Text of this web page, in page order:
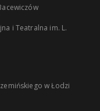
i Teatralna im. L.
w Łodzi